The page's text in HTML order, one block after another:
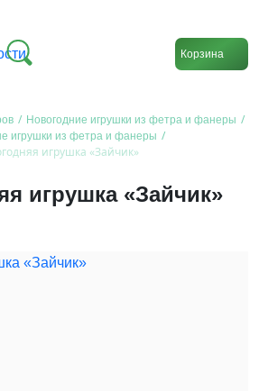
Корзина
/ Новогодние игрушки из фетра и фанеры /
игрушки из фетра и фанеры /
игрушка «Зайчик»
игрушка «Зайчик»